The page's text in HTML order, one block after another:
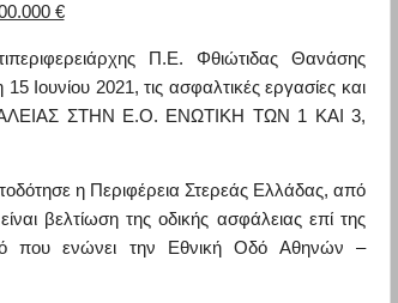
€
Π.Ε. Φθιώτιδας Θανάσης
Ιουνίου 2021, τις ασφαλτικές εργασίες και
ΣΤΗΝ Ε.Ο. ΕΝΩΤΙΚΗ ΤΩΝ 1 ΚΑΙ 3,
η Περιφέρεια Στερεάς Ελλάδας, από
βελτίωση της οδικής ασφάλειας επί της
που ενώνει την Εθνική Οδό Αθηνών –